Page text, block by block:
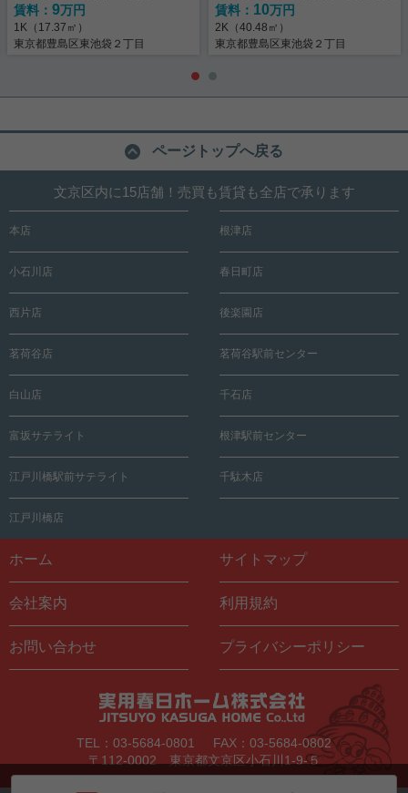
賃料： 9万円
1K（17.37㎡）
東京都豊島区東池袋２丁目
賃料： 10万円
2K（40.48㎡）
東京都豊島区東池袋２丁目
ページトップへ戻る
文京区内に15店舗！売買も賃貸も全店で承ります
本店 根津店
小石川店 春日町店
西片店 後楽園店
茗荷谷店 茗荷谷駅前センター
白山店 千石店
富坂サテライト 根津駅前センター
江戸川橋駅前サテライト 千駄木店
江戸川橋店
ホーム サイトマップ
会社案内 利用規約
お問い合わせ プライバシーポリシー
TEL：03-5684-0801
FAX：03-5684-0802
〒112-0002 東京都文京区小石川1-9-５